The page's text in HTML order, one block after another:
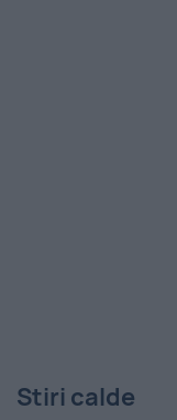
Stiri calde